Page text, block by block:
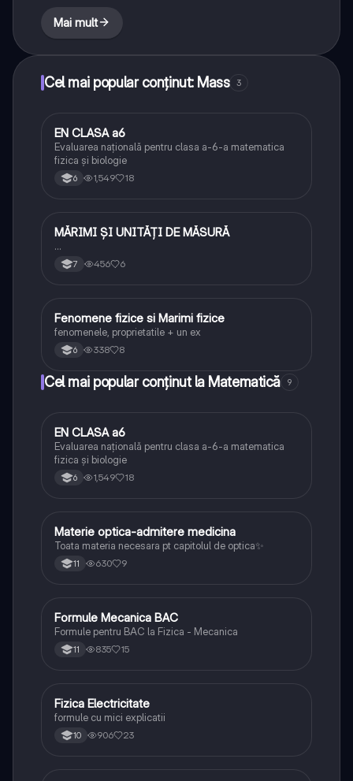
Mai mult
Cel mai popular conținut: Mass 3
Matematică
EN CLASA a6
Evaluarea națională pentru clasa a-6-a matematica
fizica și biologie
6 1,549 18
Fizică
MĂRIMI ȘI UNITĂȚI DE MĂSURĂ
…
7 456 6
Fizică
Fenomene fizice si Marimi fizice
fenomenele, proprietatile + un ex
6 338 8
Cel mai popular conținut la Matematică 9
Matematică
EN CLASA a6
Evaluarea națională pentru clasa a-6-a matematica
fizica și biologie
6 1,549 18
Fizică
Materie optica-admitere medicina
Toata materia necesara pt capitolul de optica✨
11 630 9
Fizică
Formule Mecanica BAC
Formule pentru BAC la Fizica - Mecanica
11 835 15
Fizică
Fizica Electricitate
formule cu mici explicatii
10 906 23